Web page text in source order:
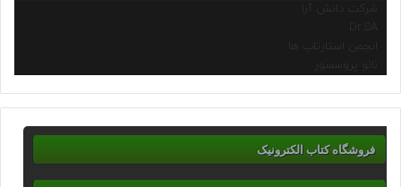
شرکت دانش آرا
انجمن استارتاپ ها
نانو پروسسور
فروشگاه کتاب الکترونیک